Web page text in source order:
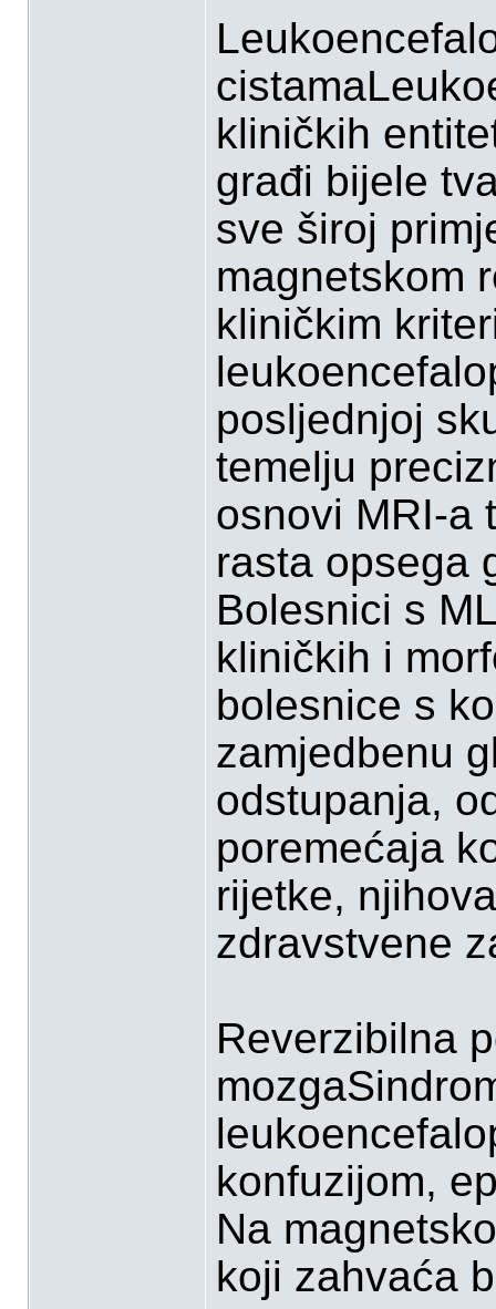
kliničkih
građi bijele
sve široj
magnetskom
kliničkim
posljednjoj
temelju
osnovi MRI-a
rasta opsega
Bolesnici s
kliničkih i
bolesnice s
zamjedbenu
odstupanja,
poremećaja
rijetke,
zdravstvene
Reverzibilna
konfuzijom,
Na
koji zahvaća